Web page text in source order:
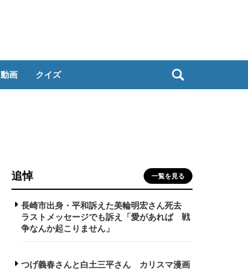
動画 クイズ
追悼 一覧を見る
長崎市出身・平和訴えた美輪明宏さん死去
ラストメッセージでも訴え「愛があれば 戦
争なんか起こりません」
つげ義春さんと白土三平さん カリスマ漫画